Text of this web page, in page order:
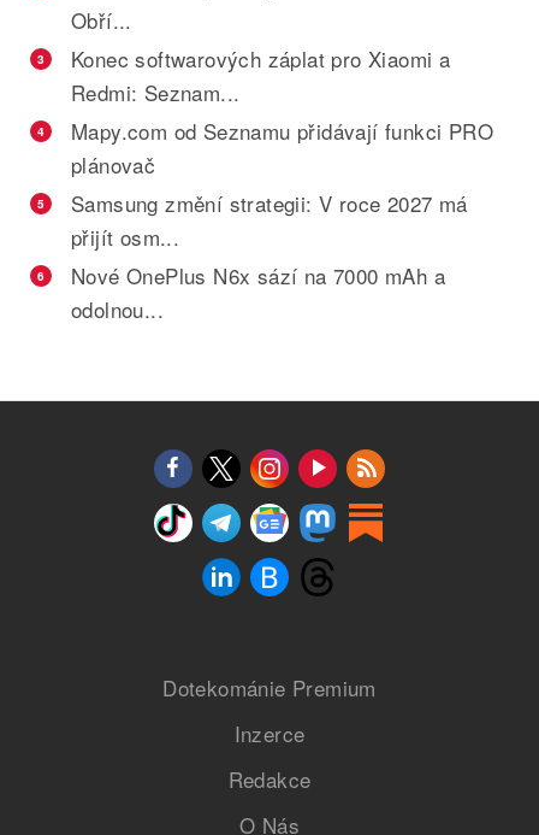
Obří...
3
Konec softwarových záplat pro Xiaomi a
Redmi: Seznam...
4
Mapy.com od Seznamu přidávají funkci PRO
plánovač
5
Samsung změní strategii: V roce 2027 má
přijít osm...
6
Nové OnePlus N6x sází na 7000 mAh a
odolnou...
Dotekománie Premium
Inzerce
Redakce
O Nás